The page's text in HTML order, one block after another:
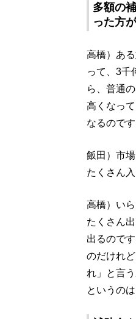
多額の
った方
高橋）あ
って、3千
ら、普通
高くなっ
なるのです
飯田）市
たくさん
高橋）い
たくさん
出るので
のだけれ
れ」と言
というの